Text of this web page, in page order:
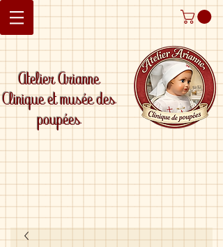
Atelier Arianne
Clinique et musée des
poupées